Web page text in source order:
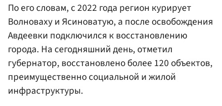
По его словам, с 2022 года регион курирует
Волноваху и Ясиноватую, а после освобождения
Авдеевки подключился к восстановлению
города. На сегодняшний день, отметил
губернатор, восстановлено более 120 объектов,
преимущественно социальной и жилой
инфраструктуры.